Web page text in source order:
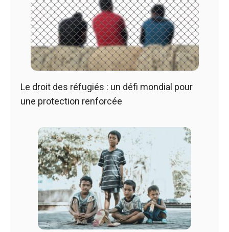
Le droit des réfugiés : un défi mondial pour
une protection renforcée